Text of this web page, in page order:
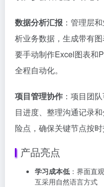
数据分析汇报 ：管理层
析业务数据，生成带有
要手动制作Excel图表和
全程自动化。
项目管理协作 ：项目团
目进度、整理沟通记录
险点，确保关键节点按时
产品亮点
学习成本低 ：界面直
互采用自然语言方式